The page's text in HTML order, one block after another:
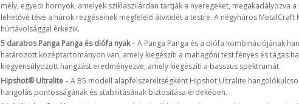
mély, egyedi hornyok, amelyek sziklaszilárdan tartják a nyeregeket, megakadályozva
lehetővé téve a húrok rezgéseinek megfelelő átvitelét a testre. A négyhúros MetalCraft
húrtávolsággal érkezik.
5 darabos Panga Panga és diófa nyak– A Panga Panga és a diófa kombinációjának
határozott középtartományon van, amely kiegészíti a mahagóni test fényes és tágas
kiegyensúlyozott hangzást eredményezve, amely kiegészíti a basszus spektrumát.
Hipshot® Ultralite– A B5 modell alapfelszereltségként Hipshot Ultralite
hangolás pontosságának és stabilitásának biztosítása érdekében.